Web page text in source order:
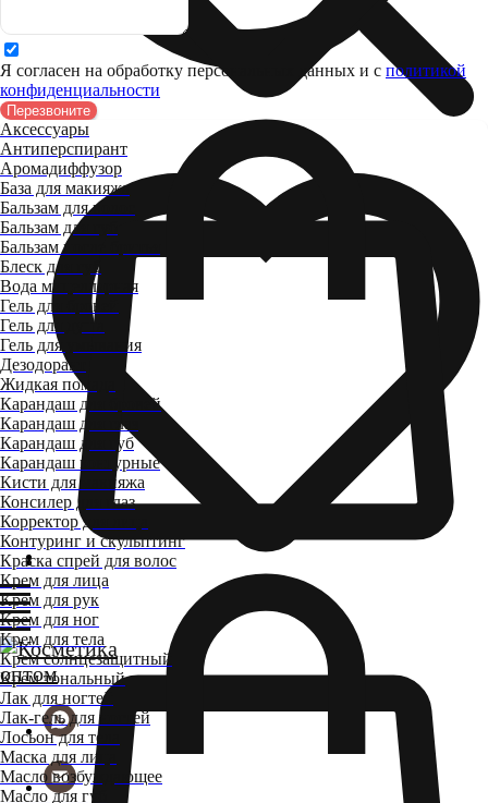
Я согласен на обработку персональных данных и c политикой
конфиденциальности
Перезвоните
Аксессуары
Антиперспирант
Аромадиффузор
База для макияжа
Бальзам для волос
Бальзам для губ
Бальзам после бритья
Блеск для губ
Вода мицеллярная
Гель для бровей
Гель для душа
Гель для умывания
Дезодорант
Жидкая помада
Карандаш для бровей
Карандаш для глаз
Карандаш для губ
Карандаш контурные
Кисти для макияжа
Консилер для глаз
Корректор для лица
Контуринг и скульптинг
Краска спрей для волос
Крем для лица
Крем для рук
Крем для ног
Крем для тела
Крем солнцезащитный
Крем тональный
Лак для ногтей
Лак-гель для ногтей
Лосьон для тела
Маска для лица
Масло возбуждающее
Масло для губ